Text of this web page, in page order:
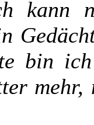
kann
bin